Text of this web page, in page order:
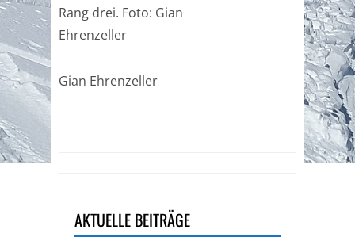
Rang drei. Foto: Gian
Ehrenzeller
Gian Ehrenzeller
AKTUELLE BEITRÄGE